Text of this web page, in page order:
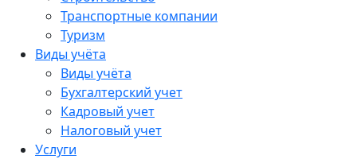
Транспортные компании
Туризм
Виды учёта
Виды учёта
Бухгалтерский учет
Кадровый учет
Налоговый учет
Услуги